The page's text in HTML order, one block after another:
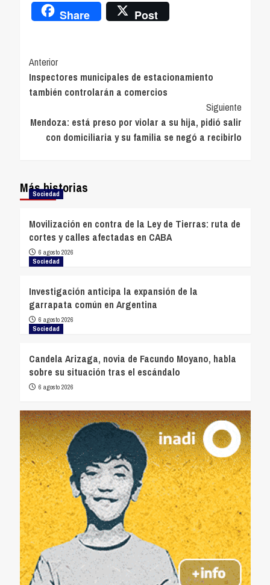
Share Post
Navegación
de
entradas
Anterior
Inspectores municipales de estacionamiento
también controlarán a comercios
Siguiente
Mendoza: está preso por violar a su hija, pidió salir
con domiciliaria y su familia se negó a recibirlo
Más historias
Sociedad
Movilización en contra de la Ley de Tierras: ruta de
cortes y calles afectadas en CABA
6 agosto 2026
Sociedad
Investigación anticipa la expansión de la
garrapata común en Argentina
6 agosto 2026
Sociedad
Candela Arizaga, novia de Facundo Moyano, habla
sobre su situación tras el escándalo
6 agosto 2026